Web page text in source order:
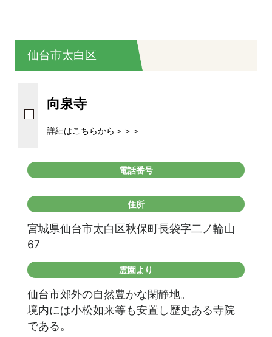
仙台市太白区
向泉寺
詳細はこちらから＞＞＞
電話番号
住所
宮城県仙台市太白区秋保町長袋字二ノ輪山
67
霊園より
仙台市郊外の自然豊かな閑静地。
境内には小松如来等も安置し歴史ある寺院
である。